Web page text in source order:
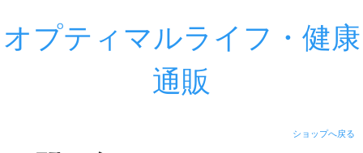
オプティマルライフ・健康
通販
ショップへ戻る